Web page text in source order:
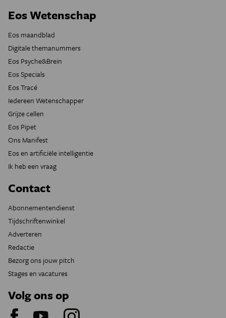
Eos Wetenschap
Eos maandblad
Digitale themanummers
Eos Psyche&Brein
Eos Specials
Eos Tracé
Iedereen Wetenschapper
Grijze cellen
Eos Pipet
Ons Manifest
Eos en artificiële intelligentie
Ik heb een vraag
Contact
Abonnementendienst
Tijdschriftenwinkel
Adverteren
Redactie
Bezorg ons jouw pitch
Stages en vacatures
Volg ons op